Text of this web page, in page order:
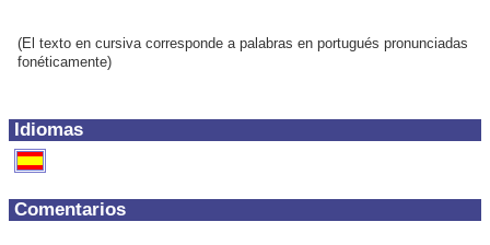
Idiomas
Comentarios
(El texto en cursiva corresponde a palabras en portugués pronunciadas
fonéticamente)